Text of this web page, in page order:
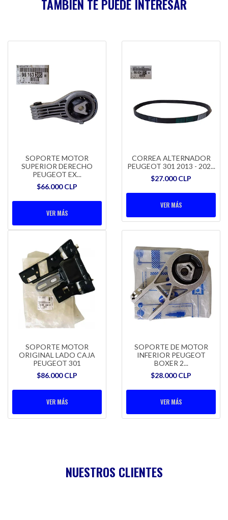
TAMBIÉN TE PUEDE INTERESAR
SOPORTE MOTOR
SUPERIOR DERECHO
PEUGEOT EX...
$66.000 CLP
VER MÁS
CORREA ALTERNADOR
PEUGEOT 301 2013 - 202...
$27.000 CLP
VER MÁS
SOPORTE MOTOR
ORIGINAL LADO CAJA
PEUGEOT 301
$86.000 CLP
VER MÁS
SOPORTE DE MOTOR
INFERIOR PEUGEOT
BOXER 2...
$28.000 CLP
VER MÁS
NUESTROS CLIENTES